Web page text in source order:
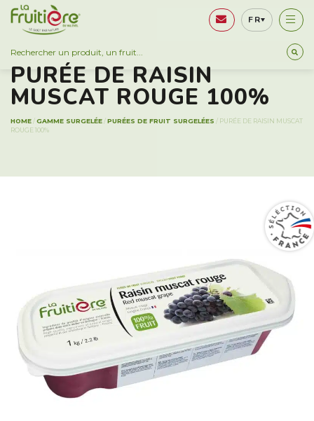
FR
GAMME SURGELÉE
PURÉE DE RAISIN
MUSCAT ROUGE 100%
HOME /GAMME SURGELÉE /PURÉES DE FRUIT SURGELÉES / PURÉE DE RAISIN MUSCAT
ROUGE 100%